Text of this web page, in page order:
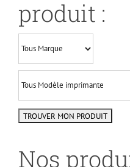
produit :
Nos